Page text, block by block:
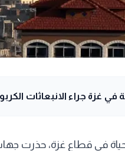
جراء الانبعاثات
في قطاع غزة، حذرت